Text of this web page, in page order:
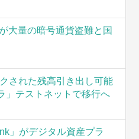
大量の暗号通貨盗難と国
された残高引き出し可能
」テストネットで移行へ
」がデジタル資産プラ